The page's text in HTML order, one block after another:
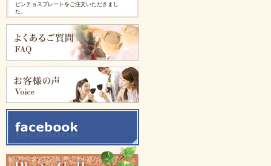
ピンチョスプレートをご注文いただきまし
た。
ピンチョスプレートをご注文いただきまし
た。
ピンチョスバスケット【要3日前予約】をご注
文いただきました。
フルーツバスケット【要3日前予約】をご注文
イタリアンサンドバスケット 【要3日前予